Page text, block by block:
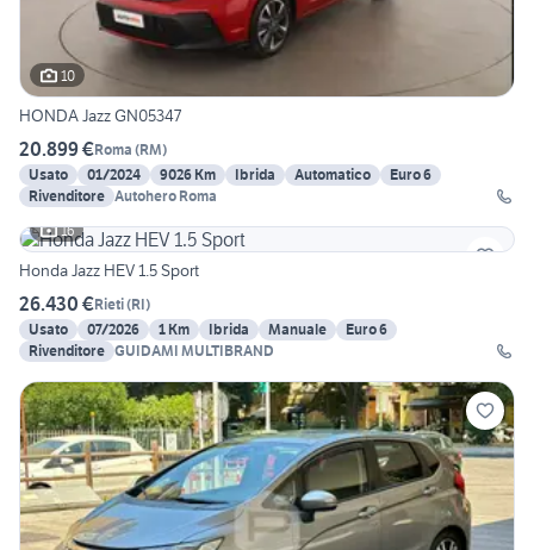
10
HONDA Jazz GN05347
20.899 €Roma (RM)
Usato
01/2024 9026 Km Ibrida Automatico
Euro 6
Rivenditore Autohero Roma
16
Honda Jazz HEV 1.5 Sport
26.430 €Rieti(RI)
Usato
07/2026 1 Km Ibrida Manuale
Euro 6
Rivenditore GUIDAMI MULTIBRAND